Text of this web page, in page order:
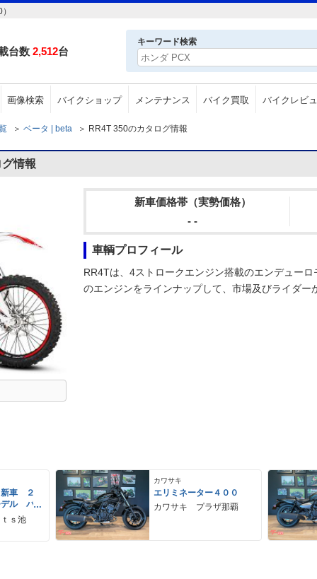
台数 2,512台
キーワード検索
画像検索 バイクショップ メンテナンス バイク買取 バイクレビ
＞ ベータ | beta ＞ RR4T 350のカタログ情報
情報
新車価格帯（実勢価格）
- -
車輌プロフィール
RR4Tは、4ストロークエンジン搭載のエンデューロ
のエンジンをラインナップして、市場及びライダー
車 ２
デル パ
グレー
９Ｌ
ｓ池
カワサキ
エリミネーター４００
カワサキ プラザ那覇